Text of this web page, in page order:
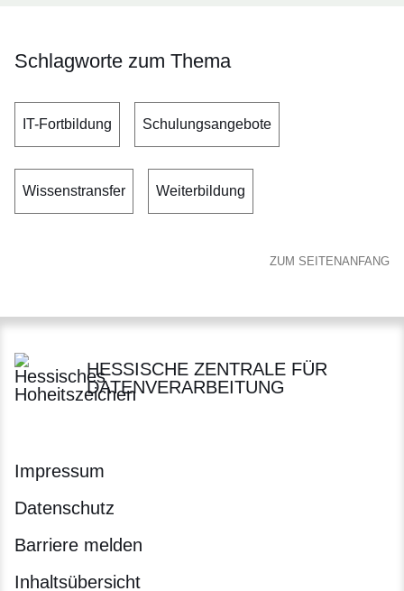
Schlagworte zum Thema
IT-Fortbildung Schulungsangebote
Wissenstransfer Weiterbildung
ZUM SEITENANFANG
HESSISCHE ZENTRALE FÜR
DATENVERARBEITUNG
Impressum
Datenschutz
Barriere melden
Inhaltsübersicht